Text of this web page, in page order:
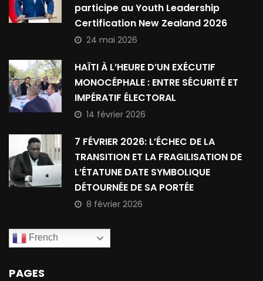
participe au Youth Leadership
Certification New Zealand 2026
24 mai 2026
HAÏTI À L’HEURE D’UN EXÉCUTIF
MONOCÉPHALE : ENTRE SÉCURITÉ ET
IMPÉRATIF ÉLECTORAL
14 février 2026
7 FÉVRIER 2026: L’ÉCHEC DE LA
TRANSITION ET LA FRAGILISATION DE
L’ÉTATUNE DATE SYMBOLIQUE
DÉTOURNÉE DE SA PORTÉE
8 février 2026
French
PAGES